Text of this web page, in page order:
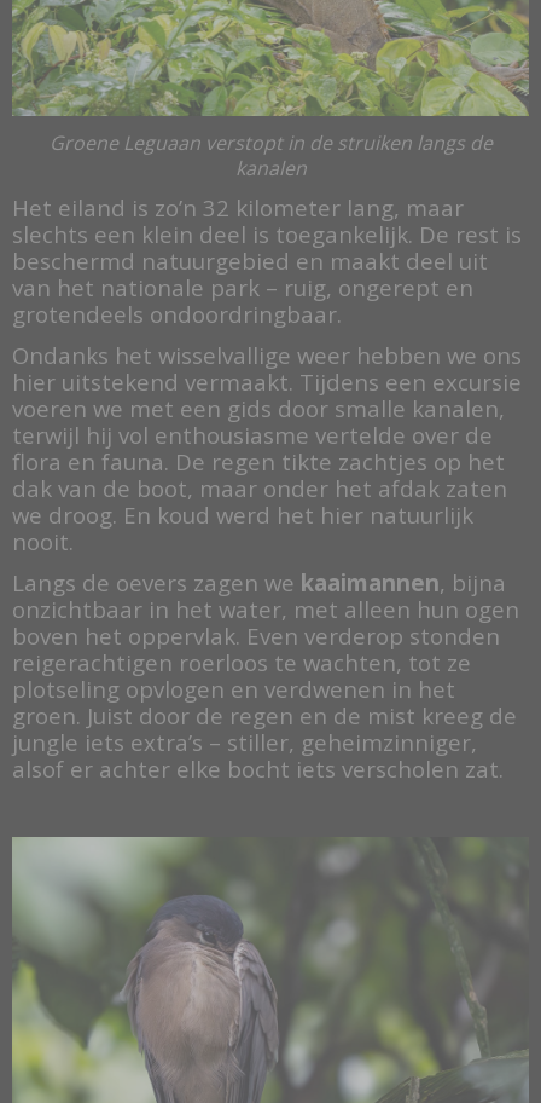
Groene Leguaan verstopt in de struiken langs de
kanalen
Het eiland is zo’n 32 kilometer lang, maar
slechts een klein deel is toegankelijk. De rest is
beschermd natuurgebied en maakt deel uit
van het nationale park – ruig, ongerept en
grotendeels ondoordringbaar.
Ondanks het wisselvallige weer hebben we ons
hier uitstekend vermaakt. Tijdens een excursie
voeren we met een gids door smalle kanalen,
terwijl hij vol enthousiasme vertelde over de
flora en fauna. De regen tikte zachtjes op het
dak van de boot, maar onder het afdak zaten
we droog. En koud werd het hier natuurlijk
nooit.
Langs de oevers zagen we kaaimannen, bijna
onzichtbaar in het water, met alleen hun ogen
boven het oppervlak. Even verderop stonden
reigerachtigen roerloos te wachten, tot ze
plotseling opvlogen en verdwenen in het
groen. Juist door de regen en de mist kreeg de
jungle iets extra’s – stiller, geheimzinniger,
alsof er achter elke bocht iets verscholen zat.